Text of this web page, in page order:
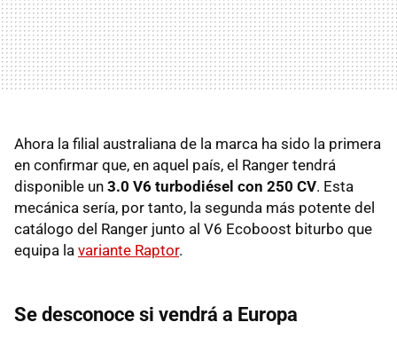
Ahora la filial australiana de la marca ha sido la primera
en confirmar que, en aquel país, el Ranger tendrá
disponible un 3.0 V6 turbodiésel con 250 CV. Esta
mecánica sería, por tanto, la segunda más potente del
catálogo del Ranger junto al V6 Ecoboost biturbo que
equipa la variante Raptor.
Se desconoce si vendrá a Europa